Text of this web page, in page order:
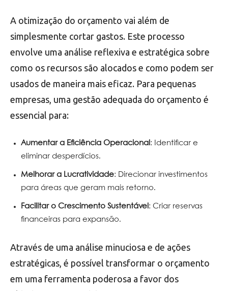
A otimização do orçamento vai além de
simplesmente cortar gastos. Este processo
envolve uma análise reflexiva e estratégica sobre
como os recursos são alocados e como podem ser
usados de maneira mais eficaz. Para pequenas
empresas, uma gestão adequada do orçamento é
essencial para:
Aumentar a Eficiência Operacional : Identificar e
eliminar desperdícios.
Melhorar a Lucratividade: Direcionar investimentos
para áreas que geram mais retorno.
Facilitar o Crescimento Sustentável : Criar reservas
financeiras para expansão.
Através de uma análise minuciosa e de ações
estratégicas, é possível transformar o orçamento
em uma ferramenta poderosa a favor dos